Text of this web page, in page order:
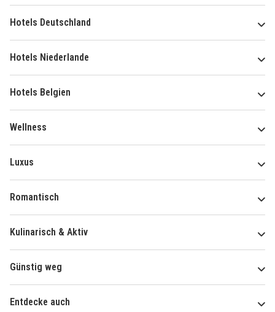
Hotels Deutschland
Hotels Niederlande
Hotels Belgien
Wellness
Luxus
Romantisch
Kulinarisch & Aktiv
Günstig weg
Entdecke auch